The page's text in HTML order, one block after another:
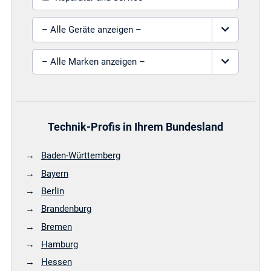
Gerät auswählen
Marke auswählen
Technik-Profis in Ihrem Bundesland
Baden-Württemberg
Bayern
Berlin
Brandenburg
Bremen
Hamburg
Hessen